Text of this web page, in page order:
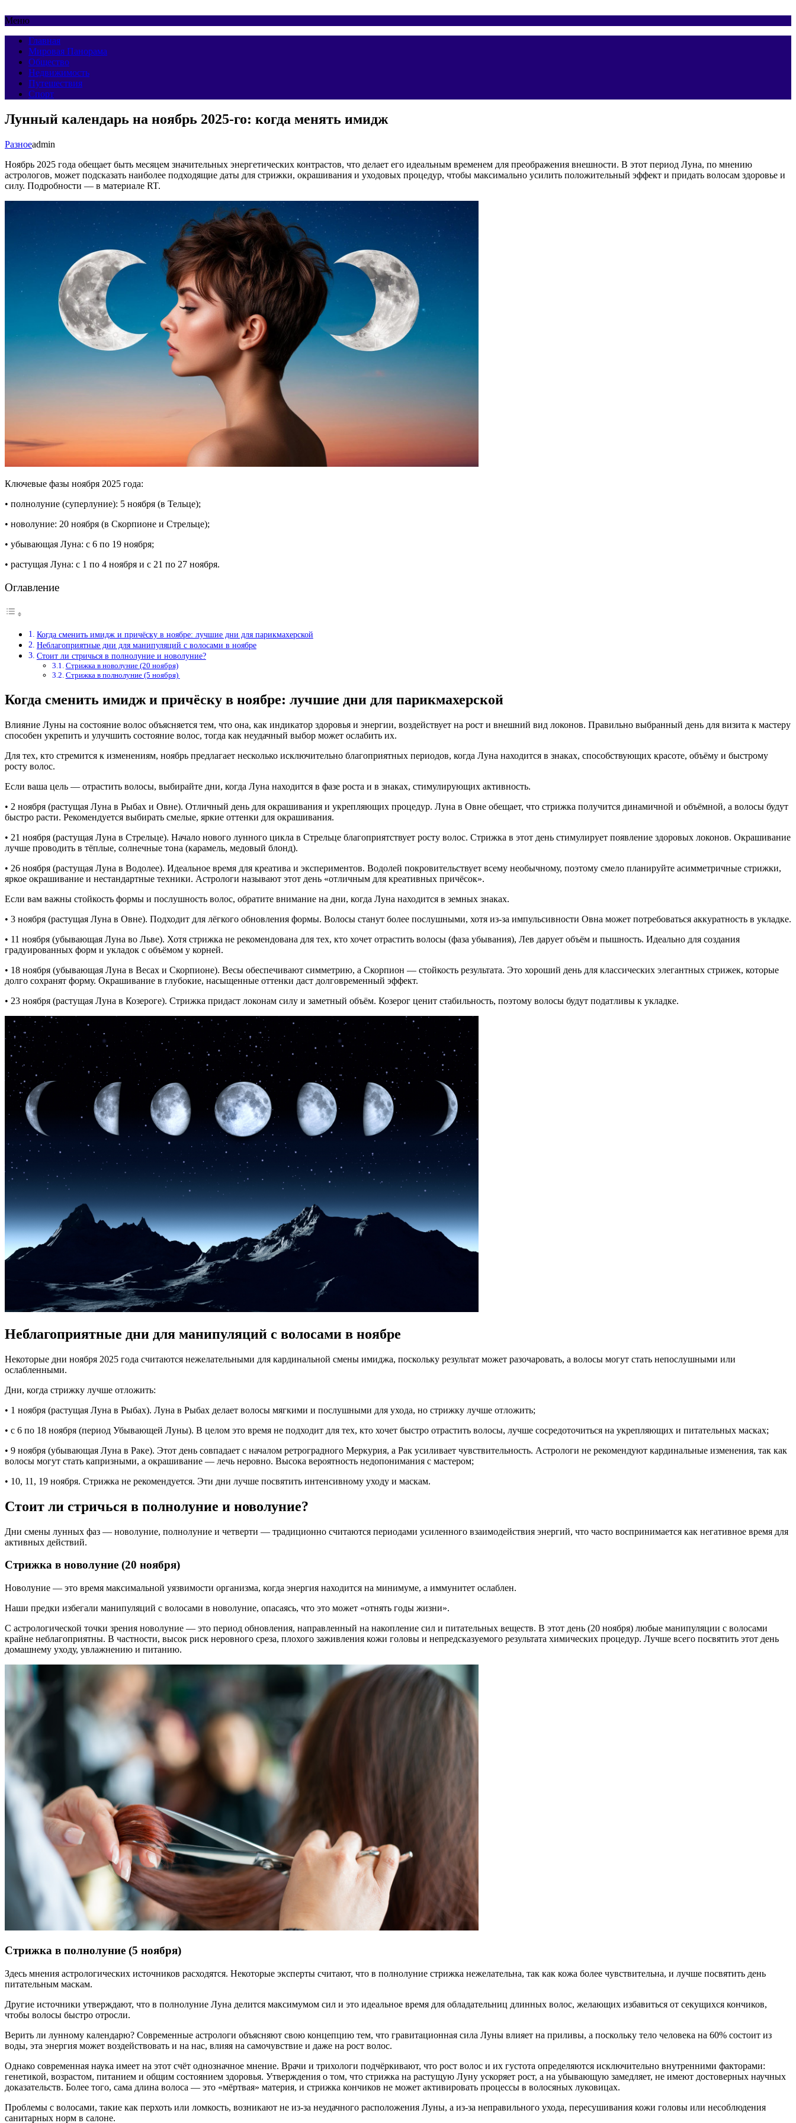
Меню
Главная
Мировая Панорама
Общество
Недвижимость
Путешествия
Спорт
Лунный календарь на ноябрь 2025-го: когда менять имидж
Разноеadmin
Ноябрь 2025 года обещает быть месяцем значительных энергетических контрастов, что делает его идеальным временем для преображения внешности. В этот период Луна, по мнению
астрологов, может подсказать наиболее подходящие даты для стрижки, окрашивания и уходовых процедур, чтобы максимально усилить положительный эффект и придать волосам здоровье и
силу. Подробности — в материале RT.
Ключевые фазы ноября 2025 года:
• полнолуние (суперлуние): 5 ноября (в Тельце);
• новолуние: 20 ноября (в Скорпионе и Стрельце);
• убывающая Луна: с 6 по 19 ноября;
• растущая Луна: с 1 по 4 ноября и с 21 по 27 ноября.
Оглавление
Когда сменить имидж и причёску в ноябре: лучшие дни для парикмахерской
Неблагоприятные дни для манипуляций с волосами в ноябре
Стоит ли стричься в полнолуние и новолуние?
Стрижка в новолуние (20 ноября)
Стрижка в полнолуние (5 ноября)
Когда сменить имидж и причёску в ноябре: лучшие дни для парикмахерской
Влияние Луны на состояние волос объясняется тем, что она, как индикатор здоровья и энергии, воздействует на рост и внешний вид локонов. Правильно выбранный день для визита к мастеру
способен укрепить и улучшить состояние волос, тогда как неудачный выбор может ослабить их.
Для тех, кто стремится к изменениям, ноябрь предлагает несколько исключительно благоприятных периодов, когда Луна находится в знаках, способствующих красоте, объёму и быстрому
росту волос.
Если ваша цель — отрастить волосы, выбирайте дни, когда Луна находится в фазе роста и в знаках, стимулирующих активность.
• 2 ноября (растущая Луна в Рыбах и Овне). Отличный день для окрашивания и укрепляющих процедур. Луна в Овне обещает, что стрижка получится динамичной и объёмной, а волосы будут
быстро расти. Рекомендуется выбирать смелые, яркие оттенки для окрашивания.
• 21 ноября (растущая Луна в Стрельце). Начало нового лунного цикла в Стрельце благоприятствует росту волос. Стрижка в этот день стимулирует появление здоровых локонов. Окрашивание
лучше проводить в тёплые, солнечные тона (карамель, медовый блонд).
• 26 ноября (растущая Луна в Водолее). Идеальное время для креатива и экспериментов. Водолей покровительствует всему необычному, поэтому смело планируйте асимметричные стрижки,
яркое окрашивание и нестандартные техники. Астрологи называют этот день «отличным для креативных причёсок».
Если вам важны стойкость формы и послушность волос, обратите внимание на дни, когда Луна находится в земных знаках.
• 3 ноября (растущая Луна в Овне). Подходит для лёгкого обновления формы. Волосы станут более послушными, хотя из-за импульсивности Овна может потребоваться аккуратность в укладке.
• 11 ноября (убывающая Луна во Льве). Хотя стрижка не рекомендована для тех, кто хочет отрастить волосы (фаза убывания), Лев дарует объём и пышность. Идеально для создания
градуированных форм и укладок с объёмом у корней.
• 18 ноября (убывающая Луна в Весах и Скорпионе). Весы обеспечивают симметрию, а Скорпион — стойкость результата. Это хороший день для классических элегантных стрижек, которые
долго сохранят форму. Окрашивание в глубокие, насыщенные оттенки даст долговременный эффект.
• 23 ноября (растущая Луна в Козероге). Стрижка придаст локонам силу и заметный объём. Козерог ценит стабильность, поэтому волосы будут податливы к укладке.
Неблагоприятные дни для манипуляций с волосами в ноябре
Некоторые дни ноября 2025 года считаются нежелательными для кардинальной смены имиджа, поскольку результат может разочаровать, а волосы могут стать непослушными или
ослабленными.
Дни, когда стрижку лучше отложить:
• 1 ноября (растущая Луна в Рыбах). Луна в Рыбах делает волосы мягкими и послушными для ухода, но стрижку лучше отложить;
• с 6 по 18 ноября (период Убывающей Луны). В целом это время не подходит для тех, кто хочет быстро отрастить волосы, лучше сосредоточиться на укрепляющих и питательных масках;
• 9 ноября (убывающая Луна в Раке). Этот день совпадает с началом ретроградного Меркурия, а Рак усиливает чувствительность. Астрологи не рекомендуют кардинальные изменения, так как
волосы могут стать капризными, а окрашивание — лечь неровно. Высока вероятность недопонимания с мастером;
• 10, 11, 19 ноября. Стрижка не рекомендуется. Эти дни лучше посвятить интенсивному уходу и маскам.
Стоит ли стричься в полнолуние и новолуние?
Дни смены лунных фаз — новолуние, полнолуние и четверти — традиционно считаются периодами усиленного взаимодействия энергий, что часто воспринимается как негативное время для
активных действий.
Стрижка в новолуние (20 ноября)
Новолуние — это время максимальной уязвимости организма, когда энергия находится на минимуме, а иммунитет ослаблен.
Наши предки избегали манипуляций с волосами в новолуние, опасаясь, что это может «отнять годы жизни».
С астрологической точки зрения новолуние — это период обновления, направленный на накопление сил и питательных веществ. В этот день (20 ноября) любые манипуляции с волосами
крайне неблагоприятны. В частности, высок риск неровного среза, плохого заживления кожи головы и непредсказуемого результата химических процедур. Лучше всего посвятить этот день
домашнему уходу, увлажнению и питанию.
Стрижка в полнолуние (5 ноября)
Здесь мнения астрологических источников расходятся. Некоторые эксперты считают, что в полнолуние стрижка нежелательна, так как кожа более чувствительна, и лучше посвятить день
питательным маскам.
Другие источники утверждают, что в полнолуние Луна делится максимумом сил и это идеальное время для обладательниц длинных волос, желающих избавиться от секущихся кончиков,
чтобы волосы быстро отросли.
Верить ли лунному календарю? Современные астрологи объясняют свою концепцию тем, что гравитационная сила Луны влияет на приливы, а поскольку тело человека на 60% состоит из
воды, эта энергия может воздействовать и на нас, влияя на самочувствие и даже на рост волос.
Однако современная наука имеет на этот счёт однозначное мнение. Врачи и трихологи подчёркивают, что рост волос и их густота определяются исключительно внутренними факторами:
генетикой, возрастом, питанием и общим состоянием здоровья. Утверждения о том, что стрижка на растущую Луну ускоряет рост, а на убывающую замедляет, не имеют достоверных научных
доказательств. Более того, сама длина волоса — это «мёртвая» материя, и стрижка кончиков не может активировать процессы в волосяных луковицах.
Проблемы с волосами, такие как перхоть или ломкость, возникают не из-за неудачного расположения Луны, а из-за неправильного ухода, пересушивания кожи головы или несоблюдения
санитарных норм в салоне.